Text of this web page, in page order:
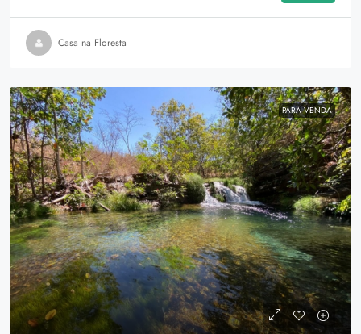
Casa na Floresta
PARA VENDA